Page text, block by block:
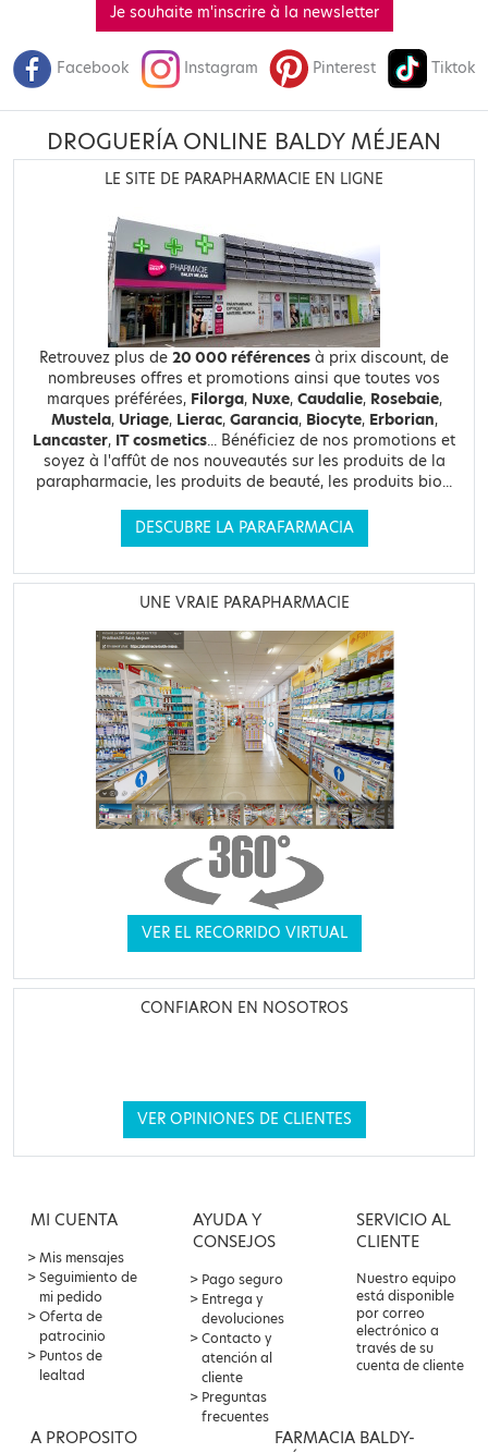
Je souhaite m'inscrire à la newsletter
Facebook Instagram Pinterest Tiktok
DROGUERÍA ONLINE BALDY MÉJEAN
LE SITE DE PARAPHARMACIE EN LIGNE
Retrouvez plus de 20 000 références à prix discount, de
nombreuses offres et promotions ainsi que toutes vos
marques préférées, Filorga, Nuxe, Caudalie, Rosebaie,
Mustela, Uriage, Lierac, Garancia, Biocyte, Erborian,
Lancaster, IT cosmetics... Bénéficiez de nos promotions et
soyez à l'affût de nos nouveautés sur les produits de la
parapharmacie, les produits de beauté, les produits bio...
DESCUBRE LA PARAFARMACIA
UNE VRAIE PARAPHARMACIE
VER EL RECORRIDO VIRTUAL
CONFIARON EN NOSOTROS
VER OPINIONES DE CLIENTES
MI CUENTA
Mis mensajes
Seguimiento de
mi pedido
Oferta de
patrocinio
Puntos de
lealtad
AYUDA Y
CONSEJOS
Pago seguro
Entrega y
devoluciones
Contacto y
atención al
cliente
Preguntas
frecuentes
SERVICIO AL
CLIENTE
Nuestro equipo
está disponible
por correo
electrónico a
través de su
cuenta de cliente
A PROPOSITO
FARMACIA BALDY-